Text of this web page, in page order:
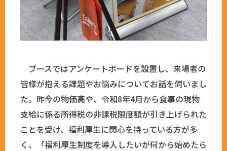
ブースではアンケートボードを設置し、来場者の
皆様が抱える課題やお悩みについてお話を伺いまし
た。昨今の物価高や、令和8年4月から食事の現物
支給に係る所得税の非課税限度額が引き上げられた
ことを受け、福利厚生に関心を持っている方が多
く、「福利厚生制度を導入したいが何から始めたら